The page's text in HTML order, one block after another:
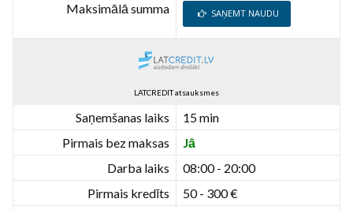
Maksimālā summa SAŅEMT NAUDU
LATCREDIT atsauksmes
Saņemšanas laiks
15 min
Pirmais bez maksas
Jā
Darba laiks
08:00 - 20:00
Pirmais kredīts
50 - 300 €